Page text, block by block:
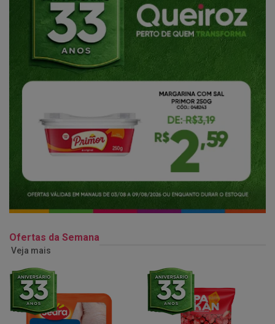
Ofertas da Semana
Veja mais